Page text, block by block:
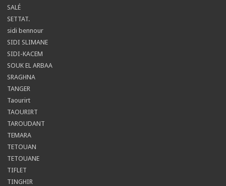
SALÉ
SETTAT.
sidi bennour
SIDI SLIMANE
SIDI-KACEM
SOUK EL ARBAA
SRAGHNA
TANGER
Taourirt
TAOURIRT
TAROUDANT
TEMARA
TETOUAN
TETOUANE
TIFLET
TINGHIR